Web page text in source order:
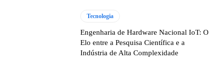
Tecnologia
Engenharia de Hardware Nacional IoT: O
Elo entre a Pesquisa Científica e a
Indústria de Alta Complexidade